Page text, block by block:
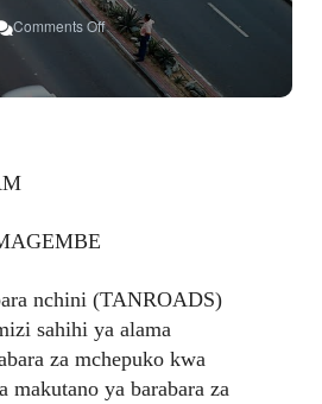
Comments Off
On
TANROADS:
TUMIENI
MICHEPUKO
nchini (TANROADS)
sahihi ya alama
za mchepuko kwa
makutano ya barabara za